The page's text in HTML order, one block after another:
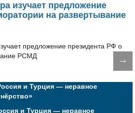
изучает предложение
на развертывание
→
и Турция — неравное